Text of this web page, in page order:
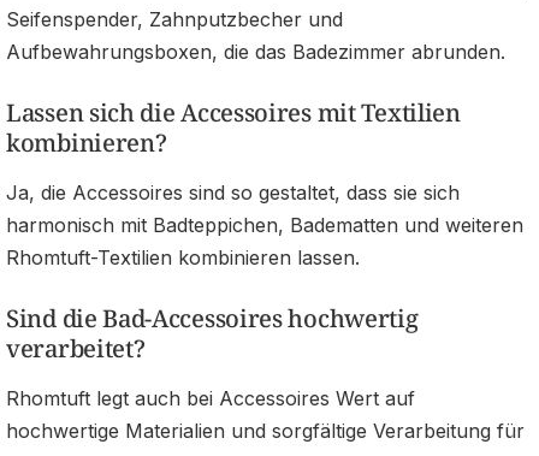
Seifenspender, Zahnputzbecher und
Aufbewahrungsboxen, die das Badezimmer abrunden.
Lassen sich die Accessoires mit Textilien
kombinieren?
Ja, die Accessoires sind so gestaltet, dass sie sich
harmonisch mit Badteppichen, Badematten und weiteren
Rhomtuft-Textilien kombinieren lassen.
Sind die Bad-Accessoires hochwertig
verarbeitet?
Rhomtuft legt auch bei Accessoires Wert auf
hochwertige Materialien und sorgfältige Verarbeitung für